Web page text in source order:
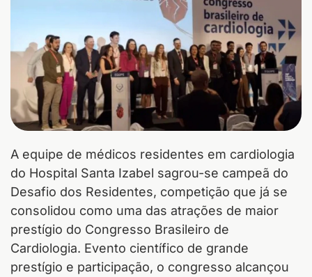
A equipe de médicos residentes em cardiologia
do Hospital Santa Izabel sagrou-se campeã do
Desafio dos Residentes, competição que já se
consolidou como uma das atrações de maior
prestígio do Congresso Brasileiro de
Cardiologia. Evento científico de grande
prestígio e participação, o congresso alcançou